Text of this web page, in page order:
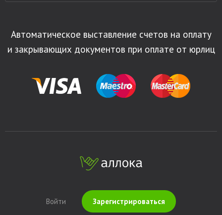
Автоматическое выставление счетов на оплату
и закрывающих документов при оплате от юрлиц
Войти Зарегистрироваться